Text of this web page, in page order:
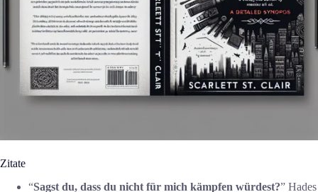
Zitate
“Sagst du, dass du nicht für mich kämpfen würdest?” Hades